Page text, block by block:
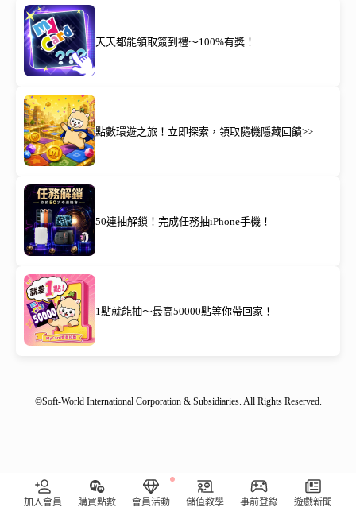
天天都能領取簽到禮～100%有獎！
點數環遊之旅！立即探索，領取隨機隱藏回饋>>
50連抽解鎖！完成任務抽iPhone手機！
1點就能抽～最高50000點等你帶回家！
©Soft-World International Corporation & Subsidiaries. All Rights Reserved.
加入會員 購買點數 會員活動 儲值教學 事前登錄 遊戲新聞
**限量回饋** 點擊領取免費虛寶，再加碼抽????